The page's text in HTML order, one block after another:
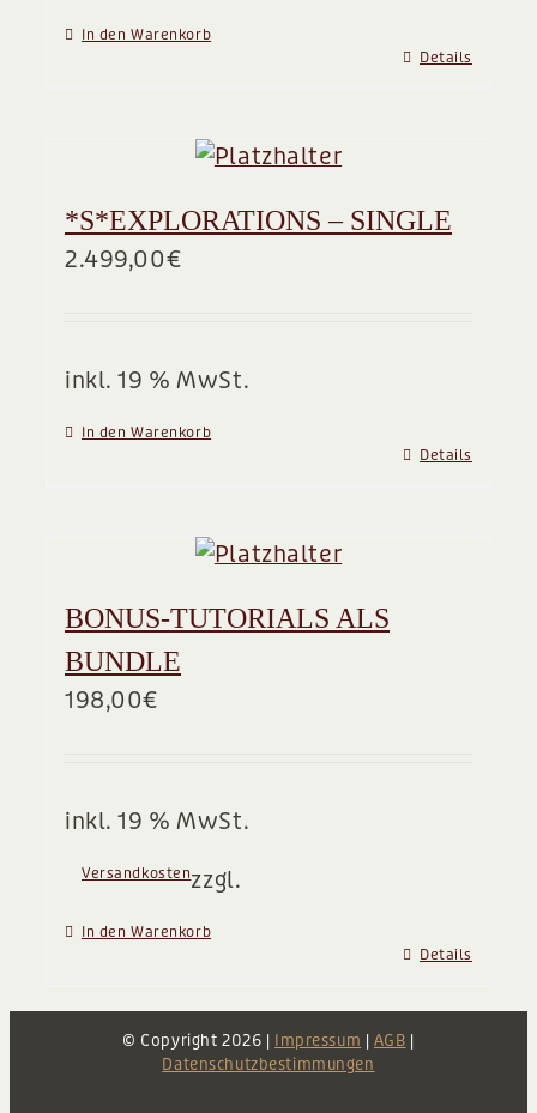
In den Warenkorb
Details
*S*EXPLORATIONS – SINGLE
2.499,00€
inkl. 19 % MwSt.
In den Warenkorb
Details
BONUS-TUTORIALS ALS
BUNDLE
198,00€
inkl. 19 % MwSt.
zzgl.
Versandkosten
In den Warenkorb
Details
© Copyright2026 | Impressum | AGB |
Datenschutzbestimmungen